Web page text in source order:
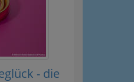
- die